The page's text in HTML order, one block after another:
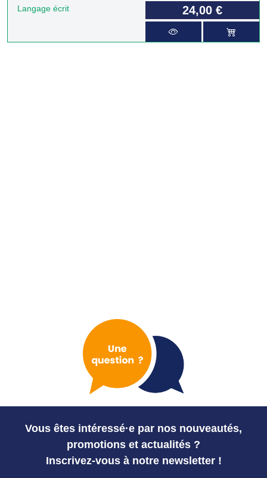
Langage écrit 24,00 €
Vous êtes intéressé·e par nos nouveautés,
promotions et actualités ?
Inscrivez-vous à notre newsletter !